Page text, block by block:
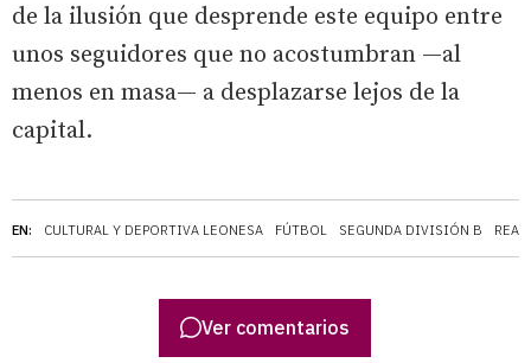
EN: CULTURAL Y DEPORTIVA LEONESA FÚTBOL SEGUNDA DIVISIÓN B
de la ilusión que desprende este equipo entre
unos seguidores que no acostumbran —al
menos en masa— a desplazarse lejos de la
capital.
Ver comentarios